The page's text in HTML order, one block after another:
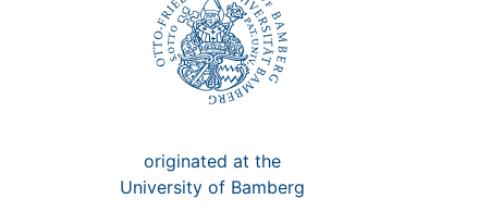
originated at the
University of Bamberg